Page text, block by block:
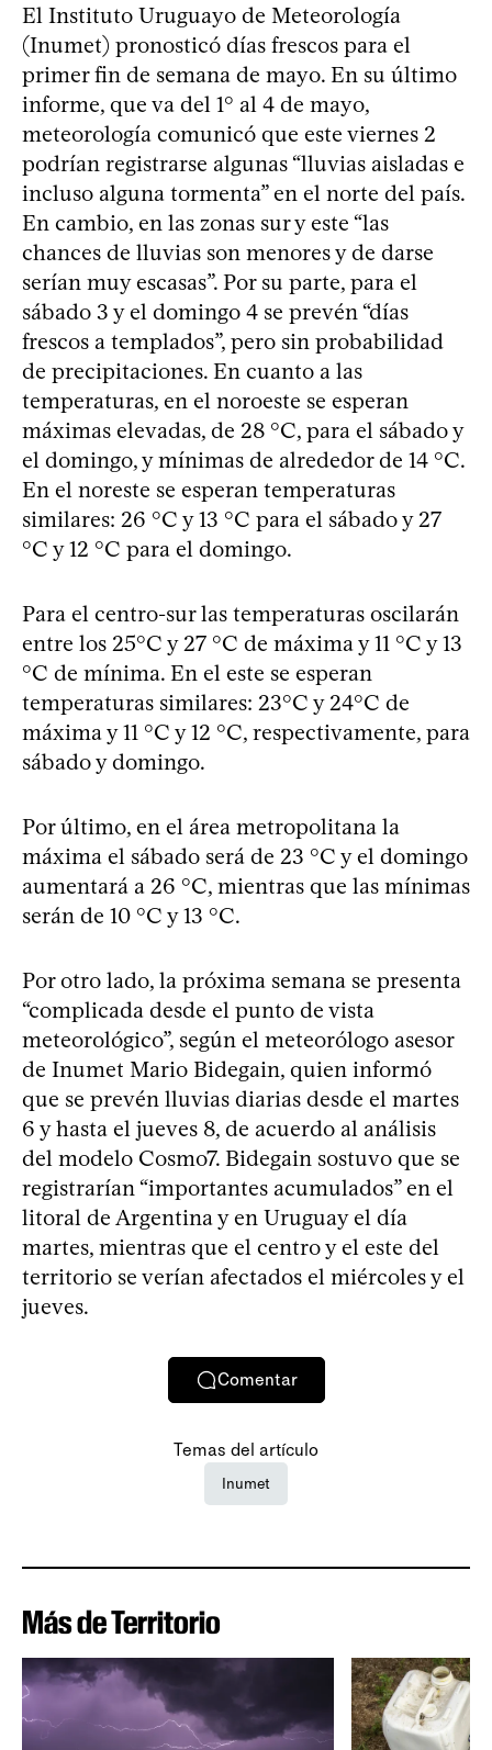
El Instituto Uruguayo de Meteorología
(Inumet) pronosticó días frescos para el
primer fin de semana de mayo. En su último
informe, que va del 1° al 4 de mayo,
meteorología comunicó que este viernes 2
podrían registrarse algunas “lluvias aisladas e
incluso alguna tormenta” en el norte del país.
En cambio, en las zonas sur y este “las
chances de lluvias son menores y de darse
serían muy escasas”. Por su parte, para el
sábado 3 y el domingo 4 se prevén “días
frescos a templados”, pero sin probabilidad
de precipitaciones. En cuanto a las
temperaturas, en el noroeste se esperan
máximas elevadas, de 28 °C, para el sábado y
el domingo, y mínimas de alrededor de 14 °C.
En el noreste se esperan temperaturas
similares: 26 °C y 13 °C para el sábado y 27
°C y 12 °C para el domingo.
Para el centro-sur las temperaturas oscilarán
entre los 25°C y 27 °C de máxima y 11 °C y 13
°C de mínima. En el este se esperan
temperaturas similares: 23°C y 24°C de
máxima y 11 °C y 12 °C, respectivamente, para
sábado y domingo.
Por último, en el área metropolitana la
máxima el sábado será de 23 °C y el domingo
aumentará a 26 °C, mientras que las mínimas
serán de 10 °C y 13 °C.
Por otro lado, la próxima semana se presenta
“complicada desde el punto de vista
meteorológico”, según el meteorólogo asesor
de Inumet Mario Bidegain, quien informó
que se prevén lluvias diarias desde el martes
6 y hasta el jueves 8, de acuerdo al análisis
del modelo Cosmo7. Bidegain sostuvo que se
registrarían “importantes acumulados” en el
litoral de Argentina y en Uruguay el día
martes, mientras que el centro y el este del
territorio se verían afectados el miércoles y el
jueves.
Comentar
Temas del artículo
Inumet
Más de Territorio